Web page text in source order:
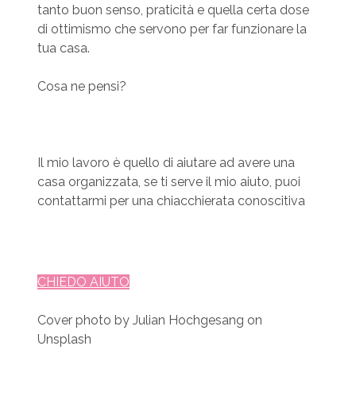
tanto buon senso, praticità e quella certa dose
di ottimismo che servono per far funzionare la
tua casa.
Cosa ne pensi?
Il mio lavoro è quello di aiutare ad avere una
casa organizzata, se ti serve il mio aiuto, puoi
contattarmi per una chiacchierata conoscitiva
CHIEDO AIUTO
Cover photo by Julian Hochgesang on
Unsplash